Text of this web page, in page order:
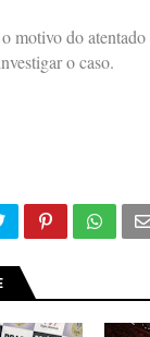
motivo do
o caso.